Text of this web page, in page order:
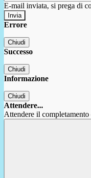
E-mail inviata, si prega di
Errore
Chiudi
Successo
Chiudi
Informazione
Chiudi
Attendere...
Attendere il